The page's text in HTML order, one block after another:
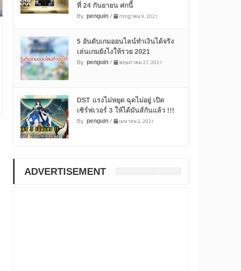
ที่ 24 กันยายน ศกนี้
By penguin/ กรกฎาคม 9, 2021
5 อันดับเกมออนไลน์ทำเงินได้จริง
เล่นเกมยังไงให้รวย 2021
By penguin/ พฤษภาคม 27, 2021
DST แรงไม่หยุด ฉุดไม่อยู่ เปิด
เซิร์ฟเวอร์ 3 ให้ได้มันส์กันแล้ว !!!
By penguin/ เมษายน 2, 2021
ADVERTISEMENT